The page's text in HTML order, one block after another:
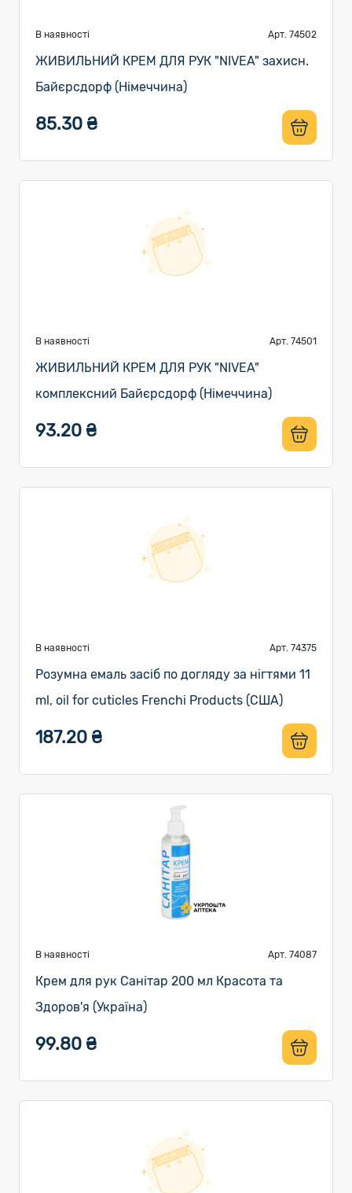
В наявності Арт. 74502
ЖИВИЛЬНИЙ КРЕМ ДЛЯ РУК "NIVEA" захисн.
Байєрсдорф (Німеччина)
85.30 ₴
В наявності Арт. 74501
ЖИВИЛЬНИЙ КРЕМ ДЛЯ РУК "NIVEA"
комплексний Байєрсдорф (Німеччина)
93.20 ₴
В наявності Арт. 74375
Розумна емаль засіб по догляду за нігтями 11
ml, oil for cuticles Frenchi Products (США)
187.20 ₴
В наявності Арт. 74087
Крем для рук Санітар 200 мл Красота та
Здоров'я (Україна)
99.80 ₴